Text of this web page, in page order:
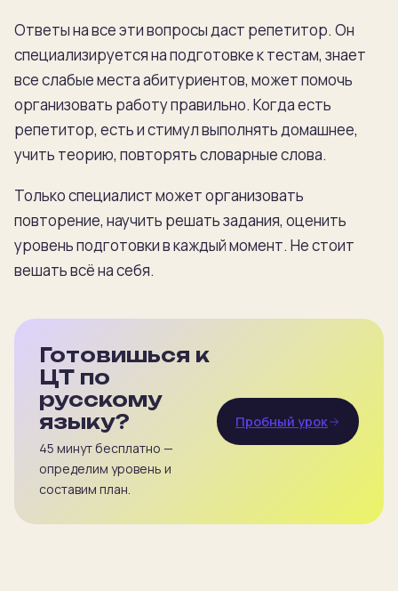
Ответы на все эти вопросы даст репетитор. Он
специализируется на подготовке к тестам, знает
все слабые места абитуриентов, может помочь
организовать работу правильно. Когда есть
репетитор, есть и стимул выполнять домашнее,
учить теорию, повторять словарные слова.
Только специалист может организовать
повторение, научить решать задания, оценить
уровень подготовки в каждый момент. Не стоит
вешать всё на себя.
Готовишься к
ЦТ по
русскому
языку?
45 минут бесплатно —
определим уровень и
составим план.
Пробный урок